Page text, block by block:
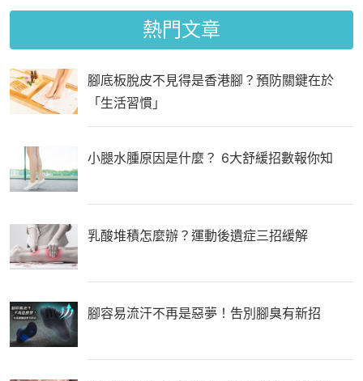
熱門文章
腳底板脫皮不見得是香港腳？預防關鍵在於
「生活習慣」
小腿水腫原因是什麼？ 6大舒緩招數報你知
乳酸堆積怎麼辦？運動後遺症三招緩解
腳容易流汗不再是惡夢！吿別腳臭有新招